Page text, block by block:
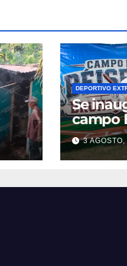
DEPORTIVO
Se
campo
3